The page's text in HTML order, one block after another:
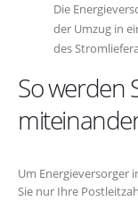
Die
der Umzug in
des
So werden
Um Energieversorger
Sie nur Ihre